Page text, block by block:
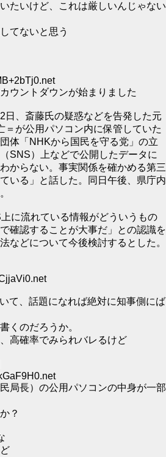
たいけど、これは厳しいんじゃない
てないと思う
ウントダウンが始まりました
日、斎藤氏の疑惑などを告発した元
＝が公用パソコン内に保管していた
体「NHKから国民を守る党」の立
SNS）上などで公開したデータに
からない。事実関係を確かめる第三
いる」と話した。同日午後、県庁内
に流れている情報がどういうもの
確認することが大事だ」との認識を
などについて今後検討するとした。
て、話題になれば絶対に知事側にば
くのだろうか。
高確率でみられバレるけど
局長）の公用パソコンの中身が一部
？